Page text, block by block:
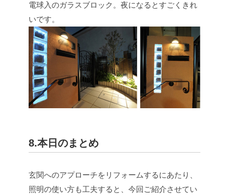
電球入のガラスブロック。夜になるとすごくきれ
いです。
8.本日のまとめ
玄関へのアプローチをリフォームするにあたり、
照明の使い方も工夫すると、今回ご紹介させてい